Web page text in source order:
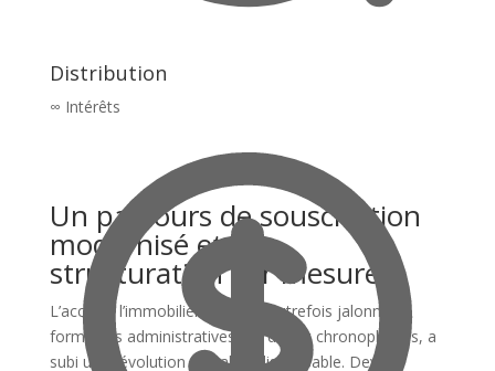
Distribution
∞ Intérêts
Un parcours de souscription
modernisé et une
structuration sur mesure
L’accès à l’immobilier tertiaire, autrefois jalonné de
formalités administratives lourdes et chronophages, a
subi une révolution digitale indispensable. Devenir